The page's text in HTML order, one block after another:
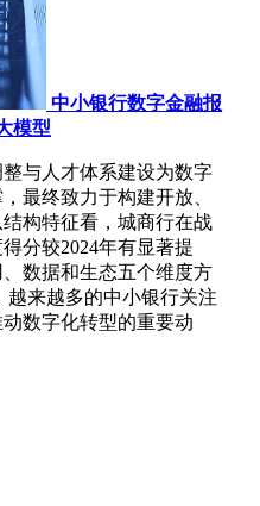
中小银行数字金融报
模型
与人才体系建设为数字
最终致力于构建开放、
构特征看，城商行在战
分较2024年有显著提
数据和生态五个维度方
来越多的中小银行关注
数字化转型的重要动